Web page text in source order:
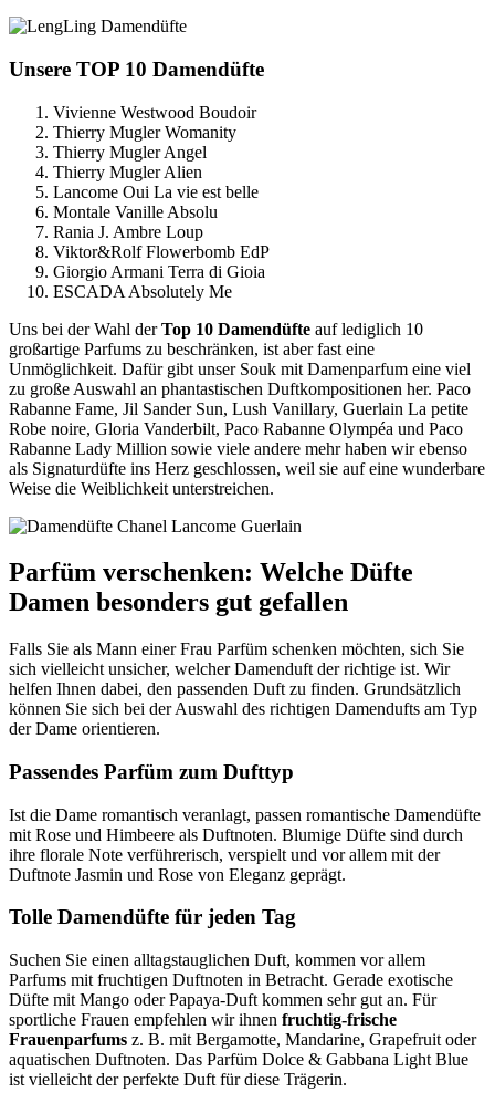
Unsere TOP 10 Damendüfte
Vivienne Westwood Boudoir
Thierry Mugler Womanity
Thierry Mugler Angel
Thierry Mugler Alien
Lancome Oui La vie est belle
Montale Vanille Absolu
Rania J. Ambre Loup
Viktor&Rolf Flowerbomb EdP
Giorgio Armani Terra di Gioia
ESCADA Absolutely Me
Uns bei der Wahl derTop 10 Damendüfte auf lediglich 10
großartige Parfums zu beschränken, ist aber fast eine
Unmöglichkeit. Dafür gibt unser Souk mit Damenparfum eine viel
zu große Auswahl an phantastischen Duftkompositionen her. Paco
Rabanne Fame, Jil Sander Sun, Lush Vanillary, Guerlain La petite
Robe noire, Gloria Vanderbilt, Paco Rabanne Olympéa und Paco
Rabanne Lady Million sowie viele andere mehr haben wir ebenso
als Signaturdüfte ins Herz geschlossen, weil sie auf eine wunderbare
Weise die Weiblichkeit unterstreichen.
Parfüm verschenken: Welche Düfte
Damen besonders gut gefallen
Falls Sie als Mann einer Frau Parfüm schenken möchten, sich Sie
sich vielleicht unsicher, welcher Damenduft der richtige ist. Wir
helfen Ihnen dabei, den passenden Duft zu finden. Grundsätzlich
können Sie sich bei der Auswahl des richtigen Damendufts am Typ
der Dame orientieren.
Passendes Parfüm zum Dufttyp
Ist die Dame romantisch veranlagt, passen romantische Damendüfte
mit Rose und Himbeere als Duftnoten. Blumige Düfte sind durch
ihre florale Note verführerisch, verspielt und vor allem mit der
Duftnote Jasmin und Rose von Eleganz geprägt.
Tolle Damendüfte für jeden Tag
Suchen Sie einen alltagstauglichen Duft, kommen vor allem
Parfums mit fruchtigen Duftnoten in Betracht. Gerade exotische
Düfte mit Mango oder Papaya-Duft kommen sehr gut an. Für
sportliche Frauen empfehlen wir ihnen fruchtig-frische
Frauenparfums z. B. mit Bergamotte, Mandarine, Grapefruit oder
aquatischen Duftnoten. Das Parfüm Dolce & Gabbana Light Blue
ist vielleicht der perfekte Duft für diese Trägerin.